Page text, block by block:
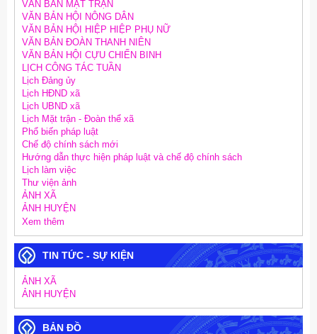
VĂN BẢN MẶT TRẬN
VĂN BẢN HỘI NÔNG DÂN
VĂN BẢN HỘI HIỆP HIỆP PHỤ NỮ
VĂN BẢN ĐOÀN THANH NIÊN
VĂN BẢN HỘI CỰU CHIẾN BINH
LỊCH CÔNG TÁC TUẦN
Lịch Đảng ủy
Lịch HĐND xã
Lịch UBND xã
Lịch Mặt trận - Đoàn thể xã
Phổ biến pháp luật
Chế độ chính sách mới
Hướng dẫn thực hiện pháp luật và chế độ chính sách
Lịch làm việc
Thư viện ảnh
ẢNH XÃ
ẢNH HUYỆN
Xem thêm
TIN TỨC - SỰ KIỆN
ẢNH XÃ
ẢNH HUYỆN
BẢN ĐỒ